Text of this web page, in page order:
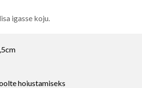
igasse koju.
hoiustamiseks